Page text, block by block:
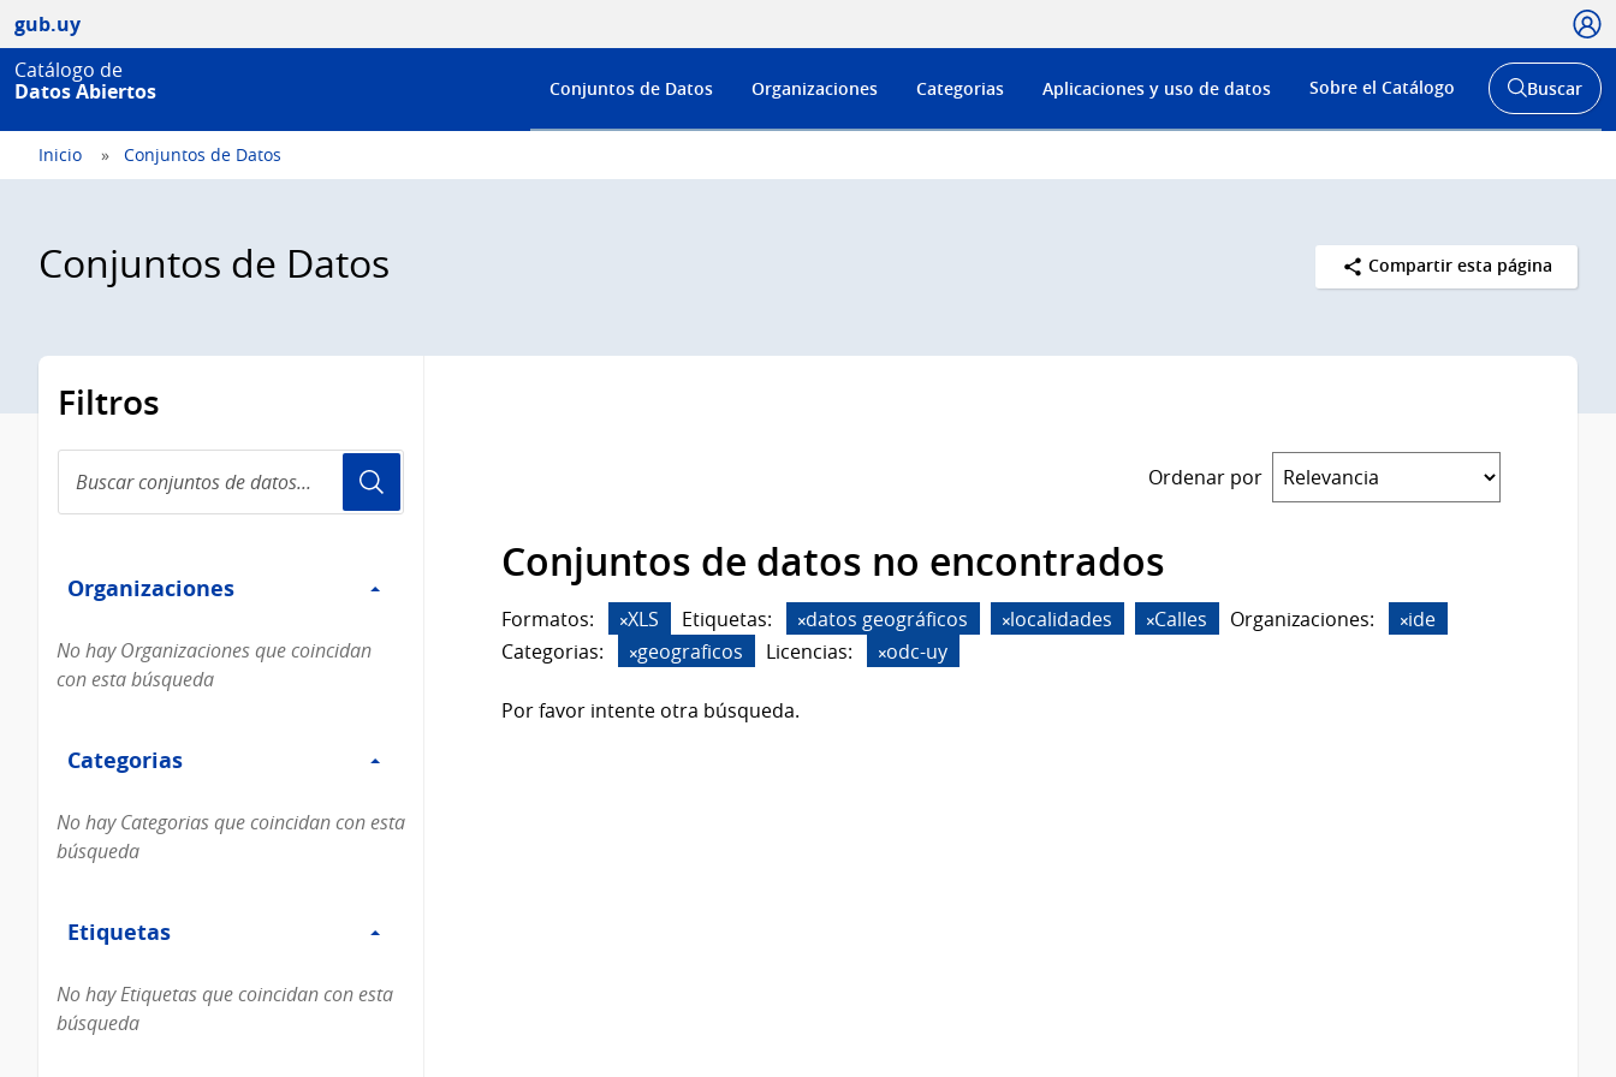
gub.uy
Catálogo de
Datos Abiertos
Menú
de
Conjuntos de Datos Organizaciones Categorias Aplicaciones y uso de datos Sobre el Catálogo
Abrir
buscador
Buscar
Inicio Conjuntos de Datos
Conjuntos de Datos Compartir esta página
Filtros
conjuntos
de
Organizaciones
Organizaciones
No hay Organizaciones que coincidan
con esta búsqueda
Categorias
Categorias
No hay Categorias que coincidan con esta
búsqueda
Etiquetas
Etiquetas
No hay Etiquetas que coincidan con esta
búsqueda
Ordenar por
Conjuntos de datos no encontrados
Formatos: XLS Etiquetas: datos geográficos localidades Calles Organizaciones:
ide
Categorias:
geograficos Licencias: odc-uy
Por favor intente otra búsqueda.